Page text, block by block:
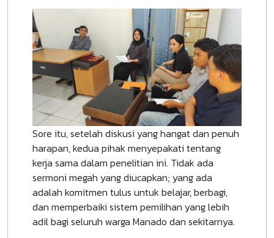
Sore itu, setelah diskusi yang hangat dan penuh
harapan, kedua pihak menyepakati tentang
kerja sama dalam penelitian ini. Tidak ada
sermoni megah yang diucapkan; yang ada
adalah komitmen tulus untuk belajar, berbagi,
dan memperbaiki sistem pemilihan yang lebih
adil bagi seluruh warga Manado dan sekitarnya.